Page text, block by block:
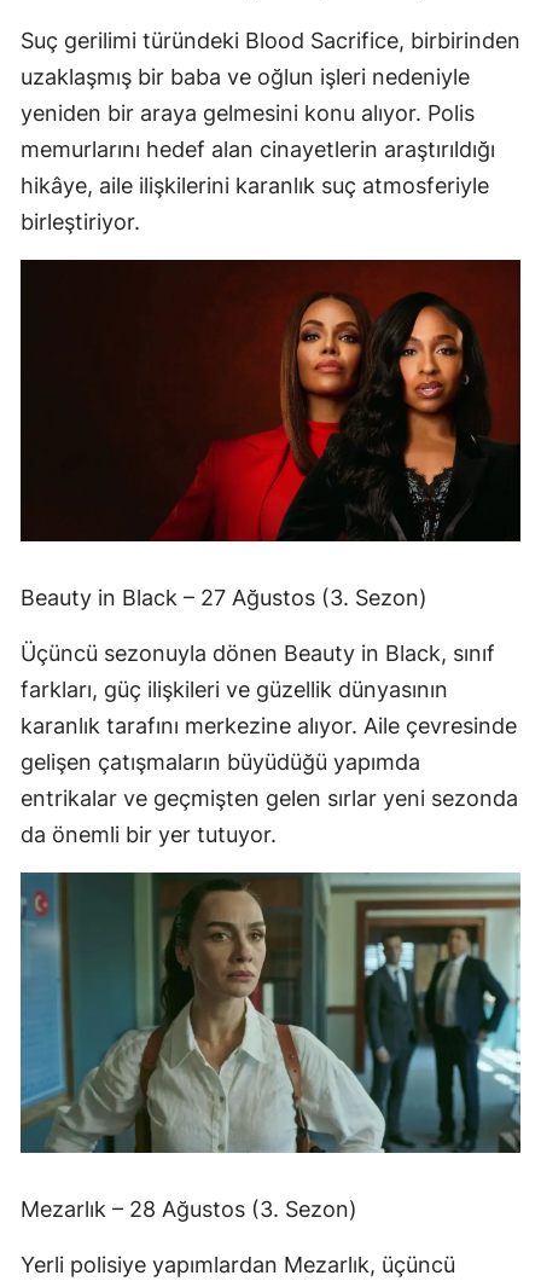
Suç gerilimi türündeki Blood Sacrifice, birbirinden
uzaklaşmış bir baba ve oğlun işleri nedeniyle
yeniden bir araya gelmesini konu alıyor. Polis
memurlarını hedef alan cinayetlerin araştırıldığı
hikâye, aile ilişkilerini karanlık suç atmosferiyle
birleştiriyor.
Beauty in Black – 27 Ağustos (3. Sezon)
Üçüncü sezonuyla dönen Beauty in Black, sınıf
farkları, güç ilişkileri ve güzellik dünyasının
karanlık tarafını merkezine alıyor. Aile çevresinde
gelişen çatışmaların büyüdüğü yapımda
entrikalar ve geçmişten gelen sırlar yeni sezonda
da önemli bir yer tutuyor.
Mezarlık – 28 Ağustos (3. Sezon)
Yerli polisiye yapımlardan Mezarlık, üçüncü